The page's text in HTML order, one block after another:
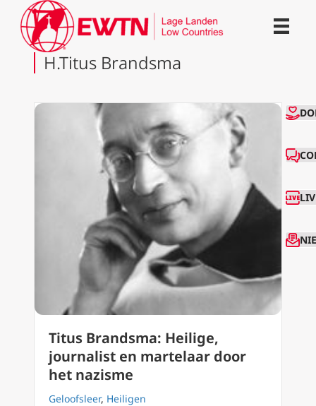
H.Titus Brandsma
Titus Brandsma: Heilige,
journalist en martelaar door
het nazisme
Geloofsleer, Heiligen